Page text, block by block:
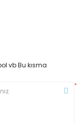
vb Bu kısma
*